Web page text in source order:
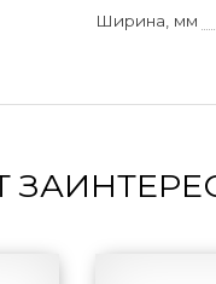
Ширина, мм